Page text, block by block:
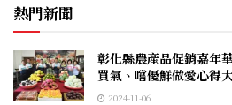
熱門新聞
彰化縣農產品促銷嘉年
買氣、嚐優鮮做愛心得
2024-11-06